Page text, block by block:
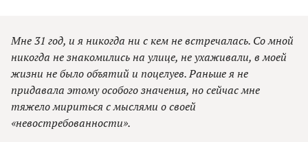
Мне 31 год, и я никогда ни с кем не встречалась. Со мной
никогда не знакомились на улице, не ухаживали, в моей
жизни не было объятий и поцелуев. Раньше я не
придавала этому особого значения, но сейчас мне
тяжело мириться с мыслями о своей
«невостребованности».